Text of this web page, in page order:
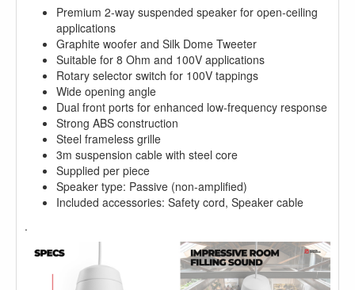
Premium 2-way suspended speaker for open-ceiling
applications
Graphite woofer and Silk Dome Tweeter
Suitable for 8 Ohm and 100V applications
Rotary selector switch for 100V tappings
Wide opening angle
Dual front ports for enhanced low-frequency response
Strong ABS construction
Steel frameless grille
3m suspension cable with steel core
Supplied per piece
Speaker type: Passive (non-amplified)
Included accessories: Safety cord, Speaker cable
.